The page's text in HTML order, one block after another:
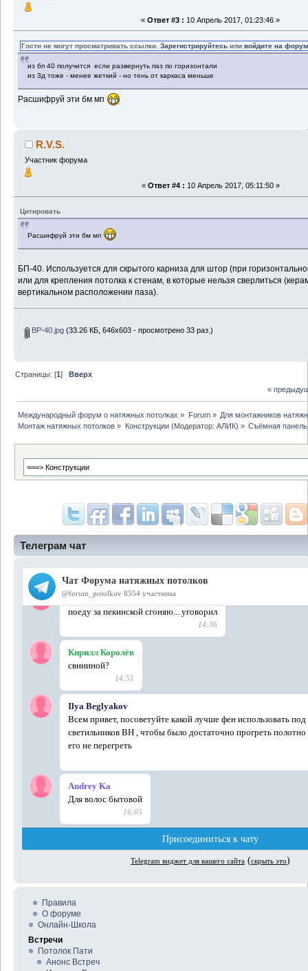
Телеграм чат
Правила
О форуме
Онлайн-Школа
Встречи
Потолок Пати
Анонс Встреч
« Ответ #3 : 10 Апрель 2017, 01:23:46 »
Гости не могут просматривать ссылки.Зарегистрируйтесь иливойдите на форум
из бп 40 получится если развернуть паз по горизонтали
из 3д тоже - менее жеткий - но тень от каркаса меньше
Расшифруй эти бм мп
R.V.S.
Участник форума
« Ответ #4 : 10 Апрель 2017, 05:11:50 »
Цитировать
Расшифруй эти бм мп
БП-40. Используется для скрытого карниза для штор (при
или для крепления потолка к стенам, в которые нельзя сверлиться
вертикальном расположении паза).
BP-40.jpg(33.26 КБ, 646x603 - просмотрено 33 раз.)
Страницы: [1]
Вверх
«
Международный форум о натяжных потолках » Forum» Для монтажников
Монтаж натяжных потолков » Конструкции(Модератор: АЛИК) » Съёмная